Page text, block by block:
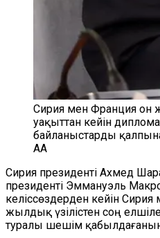
Сирия мен Франция он
уақыттан кейін
байланыстарды қалпына
AA
Сирия президенті Ахмед
президенті Эммануэль
келіссөздерден кейін
жылдық үзілістен соң
туралы шешім